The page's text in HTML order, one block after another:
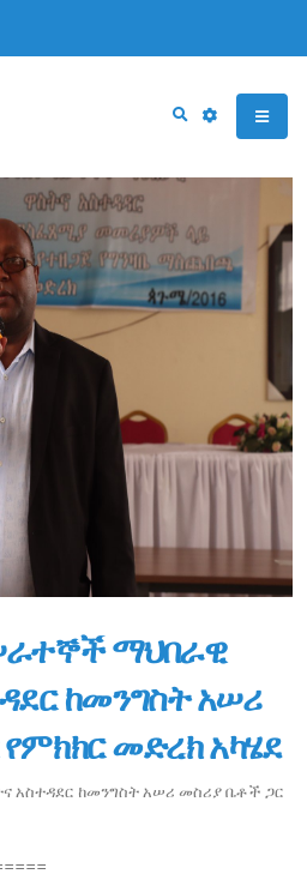
ማህበራዊ
ከመንግስት አሠሪ
መድረክ አካሄደ
አስተዳደር ከመንግስት አሠሪ መስሪያ ቤቶች ጋር